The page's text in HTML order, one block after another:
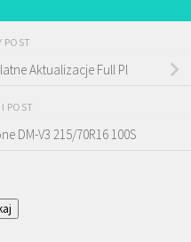
POST
Aktualizacje Full Pl
POST
DM-V3 215/70R16 100S